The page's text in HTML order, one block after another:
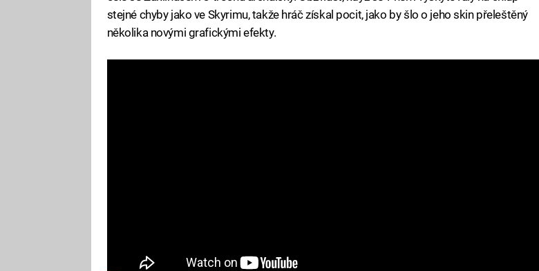
stejné chyby jako ve Skyrimu, takže hráč získal pocit, jako by šlo o jeho skin přeleštěný
několika novými grafickými efekty.